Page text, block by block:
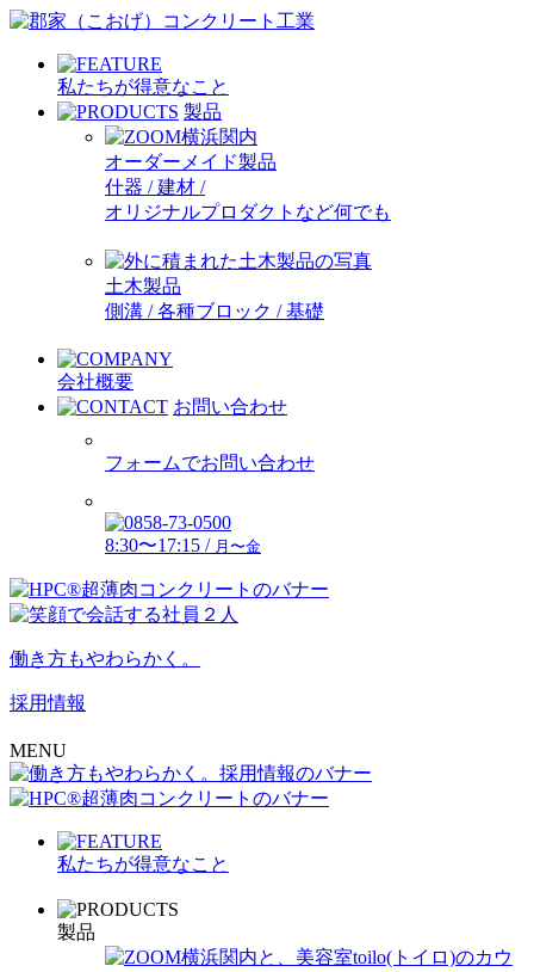
私たちが得意なこと
製品
オーダーメイド製品
什器 / 建材 /
オリジナルプロダクトなど何でも
土木製品
側溝 / 各種ブロック / 基礎
会社概要
お問い合わせ
フォームでお問い合わせ
8:30〜17:15 / 月〜金
働き方もやわらかく。
採用情報
MENU
私たちが得意なこと
製品